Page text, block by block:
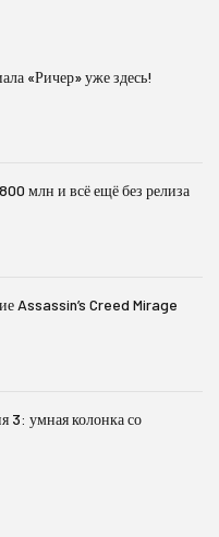
«Ричер» уже здесь!
млн и всё ещё без релиза
Assassin’s Creed Mirage
3: умная колонка со